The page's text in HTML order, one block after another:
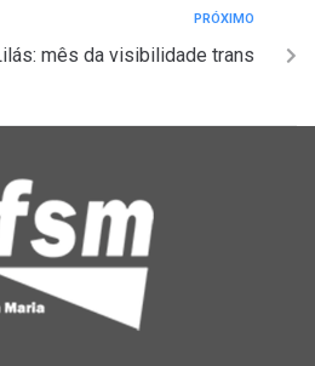
PRÓXIMO
mês da visibilidade trans